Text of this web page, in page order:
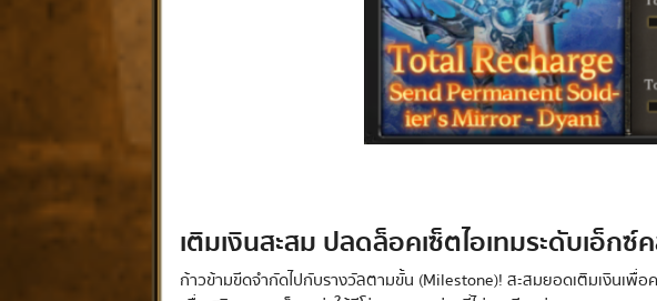
เติมเงินสะสม ปลดล็อคเซ็ตไอเทมระดับเอ็กซ์
ก้าวข้ามขีดจำกัดไปกับรางวัลตามขั้น (Milestone)! สะสมยอดเติมเงินเพื่